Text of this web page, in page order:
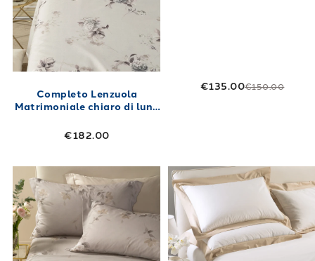
Completo Lenzuola
Matrimoniale chiaro di luna
€182.00
€135.00€150.00
Completo Lenzuola Matrimoniale
Link to "